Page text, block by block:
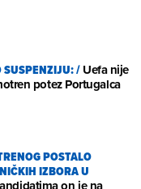
/Uefa nije
potez Portugalca
POSTALO
IZBORA U